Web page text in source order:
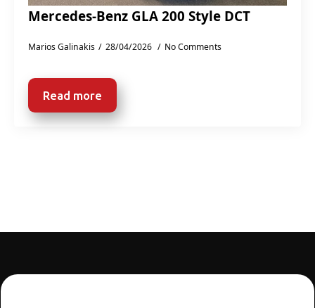
Mercedes-Benz GLA 200 Style DCT
Marios Galinakis 28/04/2026 No Comments
Read more